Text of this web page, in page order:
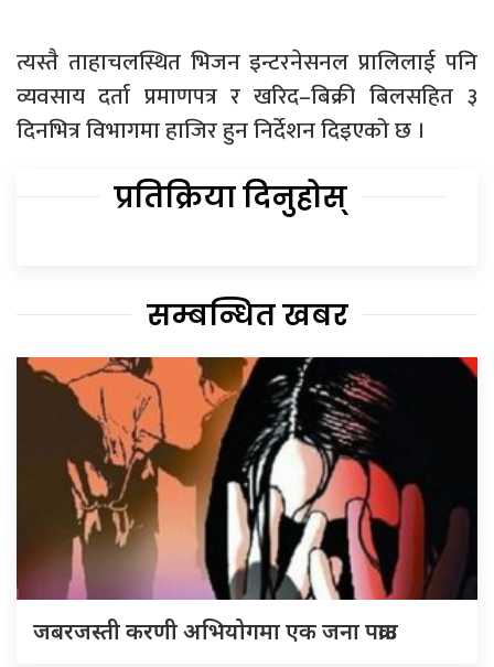
त्यस्तै ताहाचलस्थित भिजन इन्टरनेसनल प्रालिलाई पनि
व्यवसाय दर्ता प्रमाणपत्र र खरिद–बिक्री बिलसहित ३
दिनभित्र विभागमा हाजिर हुन निर्देशन दिइएको छ ।
प्रतिक्रिया दिनुहोस्
सम्बन्धित खबर
जबरजस्ती करणी अभियोगमा एक जना पक्राउ